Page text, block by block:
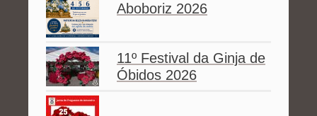
Aboboriz 2026
11º Festival da Ginja de
Óbidos 2026